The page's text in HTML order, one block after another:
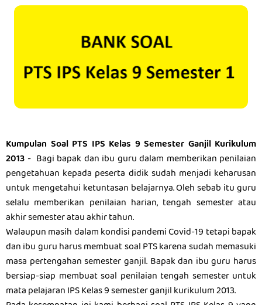
Kumpulan Soal PTS IPS Kelas 9 Semester Ganjil Kurikulum
2013 - Bagi bapak dan ibu guru dalam memberikan penilaian
pengetahuan kepada peserta didik sudah menjadi keharusan
untuk mengetahui ketuntasan belajarnya. Oleh sebab itu guru
selalu memberikan penilaian harian, tengah semester atau
akhir semester atau akhir tahun.
Walaupun masih dalam kondisi pandemi Covid-19 tetapi bapak
dan ibu guru harus membuat soal PTS karena sudah memasuki
masa pertengahan semester ganjil. Bapak dan ibu guru harus
bersiap-siap membuat soal penilaian tengah semester untuk
mata pelajaran IPS Kelas 9 semester ganjil kurikulum 2013.